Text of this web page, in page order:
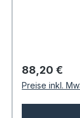
Regulärer
88,20 €
Preise inkl.